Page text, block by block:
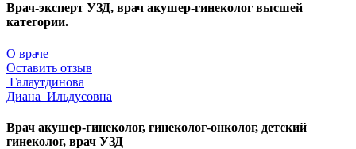
Врач-эксперт УЗД, врач акушер-гинеколог высшей
категории.
О враче
Оставить отзыв
Галаутдинова
Диана Ильдусовна
Врач акушер-гинеколог, гинеколог-онколог, детский
гинеколог, врач УЗД